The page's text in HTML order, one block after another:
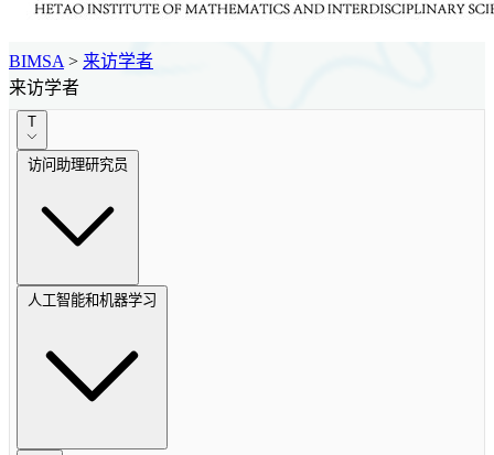
BIMSA > 来访学者
来访学者
T
访问助理研究员
人工智能和机器学习